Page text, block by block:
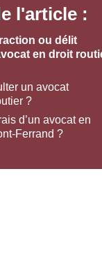
l'article :
ou délit
en droit
un avocat
?
d’un avocat en
Ferrand ?